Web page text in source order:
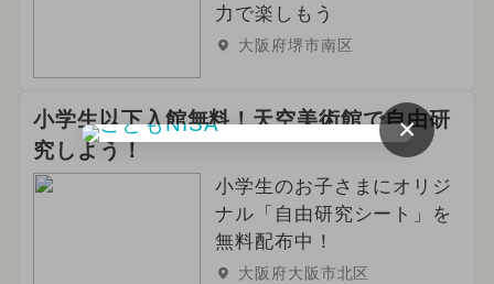
力で楽しもう
大阪府堺市南区
小学生以下入館無料！天空美術館で自由研
究しよう！
小学生のお子さまにオリジ
ナル「自由研究シート」を
無料配布中！
大阪府大阪市北区
×